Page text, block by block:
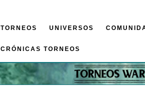
TORNEOS UNIVERSOS
CRÓNICAS TORNEOS